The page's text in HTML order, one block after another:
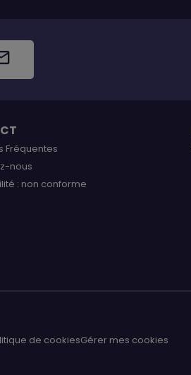
Fréquentes
nous
: non conforme
de cookiesGérer mes cookies